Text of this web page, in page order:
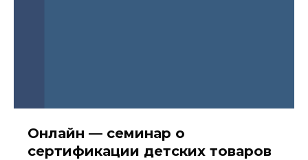
Онлайн — семинар о
сертификации детских товаров